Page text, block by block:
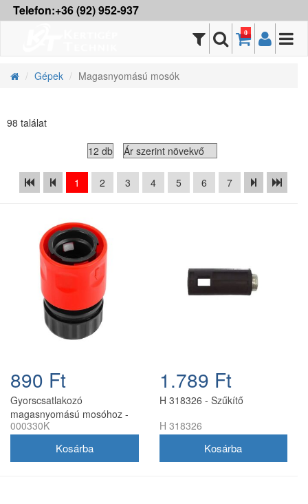
Telefon:+36 (92) 952-937
0
Gépek Magasnyomású mosók
98 találat
1 2 3 4 5 6 7
890 Ft
Gyorscsatlakozó
magasnyomású mosóhoz -
HECHT 000330K
000330K
1.789 Ft
H 318326 - Szűkítő
H 318326